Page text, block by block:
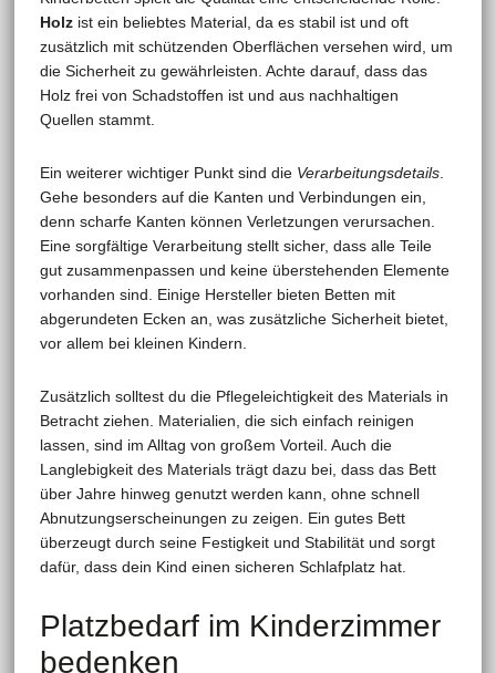
Holzist ein beliebtes Material, da es stabil ist und oft
zusätzlich mit schützenden Oberflächen versehen wird, um
die Sicherheit zu gewährleisten. Achte darauf, dass das
Holz frei von Schadstoffen ist und aus nachhaltigen
Quellen stammt.
Ein weiterer wichtiger Punkt sind die Verarbeitungsdetails.
Gehe besonders auf die Kanten und Verbindungen ein,
denn scharfe Kanten können Verletzungen verursachen.
Eine sorgfältige Verarbeitung stellt sicher, dass alle Teile
gut zusammenpassen und keine überstehenden Elemente
vorhanden sind. Einige Hersteller bieten Betten mit
abgerundeten Ecken an, was zusätzliche Sicherheit bietet,
vor allem bei kleinen Kindern.
Zusätzlich solltest du die Pflegeleichtigkeit des Materials in
Betracht ziehen. Materialien, die sich einfach reinigen
lassen, sind im Alltag von großem Vorteil. Auch die
Langlebigkeit des Materials trägt dazu bei, dass das Bett
über Jahre hinweg genutzt werden kann, ohne schnell
Abnutzungserscheinungen zu zeigen. Ein gutes Bett
überzeugt durch seine Festigkeit und Stabilität und sorgt
dafür, dass dein Kind einen sicheren Schlafplatz hat.
Platzbedarf im Kinderzimmer
bedenken